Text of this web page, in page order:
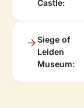
Castle:
Siege of
Leiden
Museum: